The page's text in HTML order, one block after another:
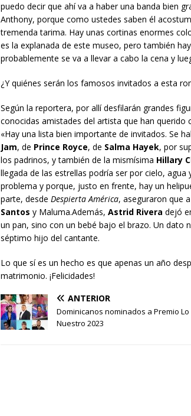
puedo decir que ahí va a haber una banda bien
Anthony, porque como ustedes saben él
tremenda tarima. Hay unas cortinas enormes
es la explanada de este museo, pero también
probablemente se va a llevar a cabo la cena y
¿Y quiénes serán los famosos invitados a esta
Según la reportera, por allí desfilarán grandes
conocidas amistades del artista que han
«Hay una lista bien importante de invitados. Se
Jam, de Prince Royce, de Salma Hayek, por
los padrinos, y también de la mismísima Hillary
llegada de las estrellas podría ser por cielo,
problema y porque, justo en frente, hay un
parte, desde Despierta América, aseguraron que
Santos y Maluma.Además, Astrid Rivera dejó
un pan, sino con un bebé bajo el brazo. Un dato
séptimo hijo del cantante.
Lo que sí es un hecho es que apenas un año
matrimonio. ¡Felicidades!
ANTERIOR
Dominicanos nominados a Premio Lo
Nuestro 2023